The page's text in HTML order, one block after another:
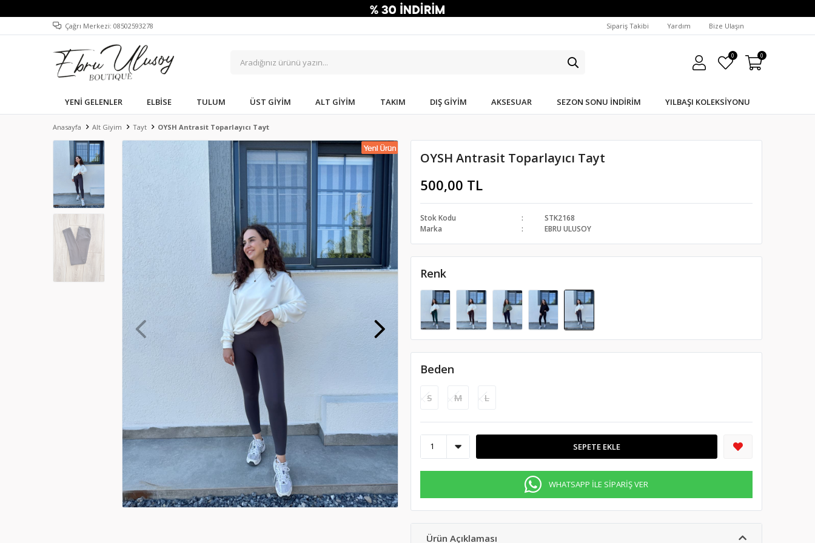
Çağrı Merkezi: 08502593278 Sipariş Takibi Yardım Bize Ulaşın
0 0
YENI GELENLER ELBISE TULUM ÜST GIYIM ALT GIYIM TAKIM DIŞ GIYIM AKSESUAR SEZON SONU İNDIRIM YILBAŞI KOLEKSIYONU
Anasayfa Alt Giyim Tayt OYSH Antrasit Toparlayıcı Tayt
OYSH Antrasit Toparlayıcı Tayt
500,00 TL
Stok Kodu
STK2168
Marka
EBRU ULUSOY
Renk
Beden
S M L
SEPETE EKLE
WHATSAPP İLE SİPARİŞ VER
Ürün Açıklaması